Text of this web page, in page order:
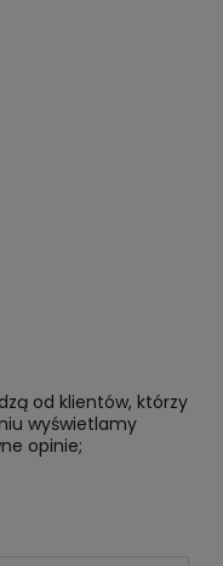
od klientów, którzy
wyświetlamy
opinie;